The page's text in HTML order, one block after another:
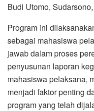
Budi Utomo,
Program ini
sebagai mahasiswa
jawab dalam proses
penyusunan laporan
mahasiswa pelaksana,
menjadi faktor penting
program yang telah